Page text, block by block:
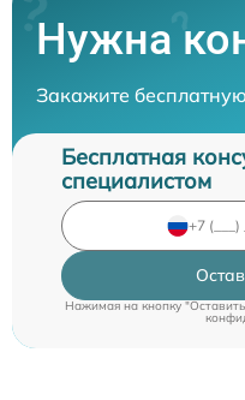
Нужна
Закажите
Бесплатная
специалистом
Нажимая на кнопку